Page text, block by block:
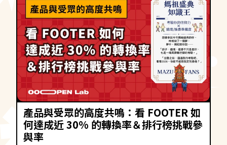
產品與受眾的高度共鳴：看 FOOTER 如
何達成近 30% 的轉換率＆排行榜挑戰參
與率